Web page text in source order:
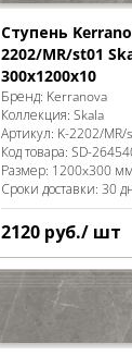
Ступень
2202/MR/st01
300x1200x10
Бренд: Kerranova
Коллекция:Skala
Артикул: K-2202/
Код товара:SD-
Размер: 1200x300 мм
Сроки доставки: 30
2120 руб./ шт